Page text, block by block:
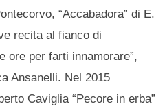
“Accabadora” di E.
recita al fianco di
ore per farti innamorare”,
Ansanelli. Nel 2015
Caviglia “Pecore in erba”